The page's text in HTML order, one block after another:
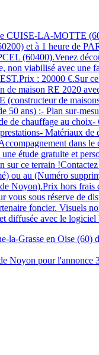
CUISE-LA-MOTTE
et à 1 heure de
(60400).Venez
non viabilisé avec une
: 20000 €.Sur
de maison RE 2020
de
50 ans) :- Plan sur-
de chauffage au
Matériaux de
dans le
étude gratuite et
sur ce terrain
ou au (Numéro
Noyon).Prix hors frais
vous sous réserve de
foncier. Visuels
et diffusée avec le